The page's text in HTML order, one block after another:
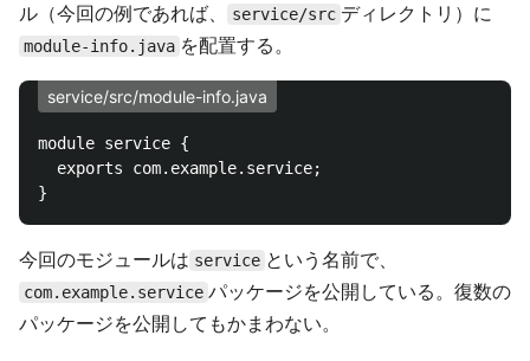
ル（今回の例であれば、
service/src ディレクトリ）に
module-info.java を配置する。
service/src/module-info.java
module service {
  exports com.example.service;
今回のモジュールは service という名前で、
com.example.service パッケージを公開している。復数の
パッケージを公開してもかまわない。